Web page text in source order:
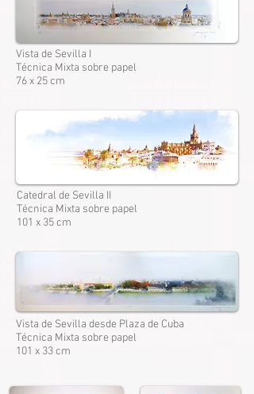
Vista de Sevilla I
Técnica Mixta sobre papel
76 x 25 cm
Catedral de Sevilla II
Técnica Mixta sobre papel
101 x 35 cm
Vista de Sevilla desde Plaza de Cuba
Técnica Mixta sobre papel
101 x 33 cm